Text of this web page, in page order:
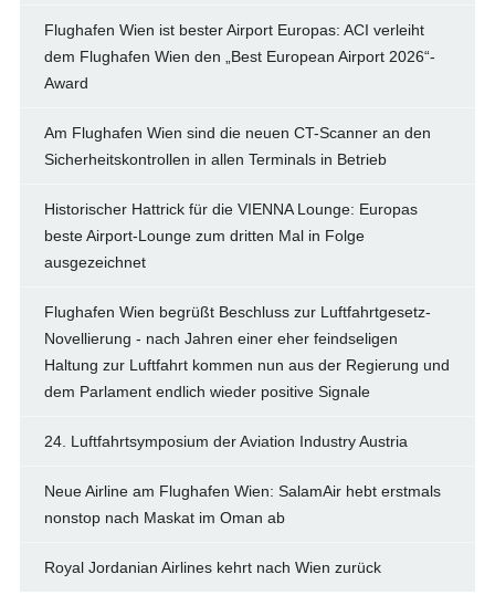
Flughafen Wien ist bester Airport Europas: ACI verleiht
dem Flughafen Wien den „Best European Airport 2026“-
Award
Am Flughafen Wien sind die neuen CT-Scanner an den
Sicherheitskontrollen in allen Terminals in Betrieb
Historischer Hattrick für die VIENNA Lounge: Europas
beste Airport-Lounge zum dritten Mal in Folge
ausgezeichnet
Flughafen Wien begrüßt Beschluss zur Luftfahrtgesetz-
Novellierung - nach Jahren einer eher feindseligen
Haltung zur Luftfahrt kommen nun aus der Regierung und
dem Parlament endlich wieder positive Signale
24. Luftfahrtsymposium der Aviation Industry Austria
Neue Airline am Flughafen Wien: SalamAir hebt erstmals
nonstop nach Maskat im Oman ab
Royal Jordanian Airlines kehrt nach Wien zurück